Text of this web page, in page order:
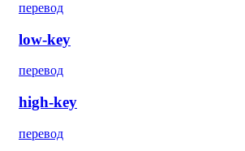
перевод
low-key
перевод
high-key
перевод